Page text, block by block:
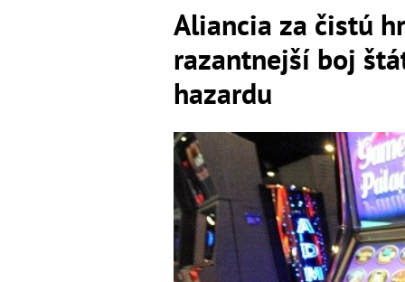
Aliancia za čistú
razantnejší boj
hazardu